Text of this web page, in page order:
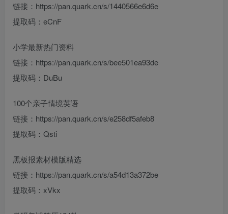
链接：https://pan.quark.cn/s/1440566e6d6e
提取码：eCnF
小学最新热门资料
链接：https://pan.quark.cn/s/bee501ea93de
提取码：DuBu
100个亲子情境英语
链接：https://pan.quark.cn/s/e258df5afeb8
提取码：Qsti
黑板报素材模版精选
链接：https://pan.quark.cn/s/a54d13a372be
提取码：xVkx